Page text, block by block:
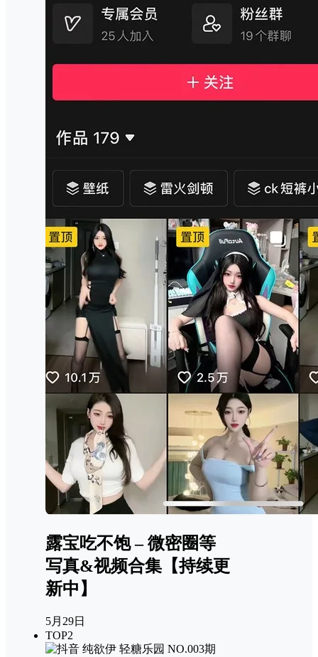
露宝吃不饱 – 微密圈等
写真&视频合集【持续更
新中】
5月29日
TOP2